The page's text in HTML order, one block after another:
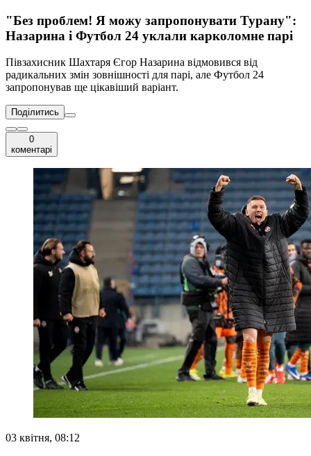
"Без проблем! Я можу запропонувати Турану":
Назарина і Футбол 24 уклали карколомне парі
Півзахисник Шахтаря Єгор Назарина відмовився від
радикальних змін зовнішності для парі, але Футбол 24
запропонував ще цікавіший варіант.
Поділитись
0
коментарі
03 квітня, 08:12